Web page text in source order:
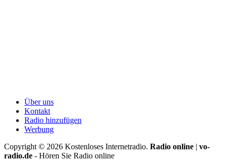
Über uns
Kontakt
Radio hinzufügen
Werbung
Copyright © 2026 Kostenloses Internetradio. Radio online | vo-
radio.de - Hören Sie Radio online